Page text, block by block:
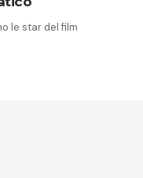
le star del film